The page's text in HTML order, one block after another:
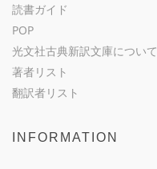
読書ガイド
POP
光文社古典新訳文庫について
著者リスト
翻訳者リスト
INFORMATION